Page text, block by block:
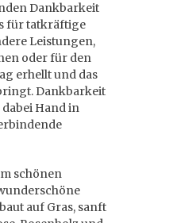
Dankbarkeit
für tatkräftige
Leistungen,
oder für den
erhellt und das
Dankbarkeit
Hand in
schönen
auf Gras, sanft